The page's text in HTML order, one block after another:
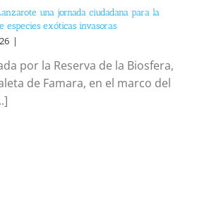
una jornada ciudadana para la
especies exóticas invasoras
|
por la Reserva de la Biosfera,
de Famara, en el marco del